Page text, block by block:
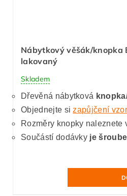
Nábytkový věšák/knopka
lakovaný
Skladem
Dřevěná nábytková
Objednejte sizapůjčení
Rozměry knopky naleznete
Součástí dodávky je